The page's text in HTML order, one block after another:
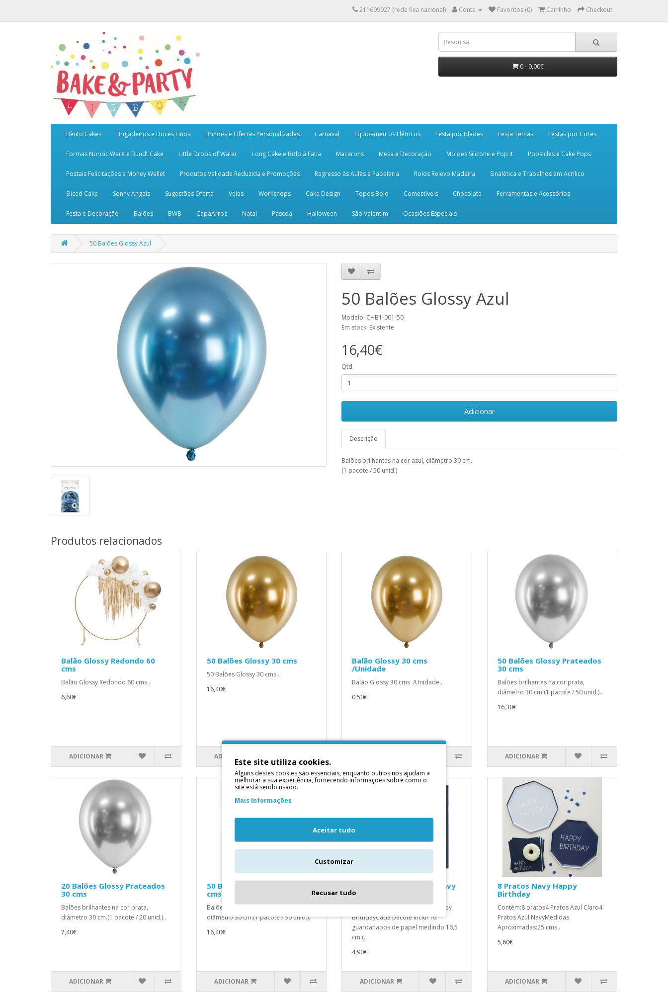
211609027 (rede fixa nacional) Conta Favoritos (0) Carrinho Checkout
0 - 0,00€
Bênto Cakes Brigadeiros e Doces Finos Brindes e Ofertas Personalizadas Carnaval Equipamentos Elétricos Festa por Idades Festa Temas Festas por Cores
Formas Nordic Ware e Bundt Cake Little Drops of Water Long Cake e Bolo à Fatia Macarons Mesa e Decoração Moldes Silicone e Pop It Popsicles e Cake Pops
Postais Felicitações e Money Wallet Produtos Validade Reduzida e Promoções Regresso às Aulas e Papelaria Rolos Relevo Madeira Sinalética e Trabalhos em Acrílico
Sliced Cake Sonny Angels Sugestões Oferta Velas Workshops Cake Design Topos Bolo Comestíveis Chocolate Ferramentas e Acessórios
Festa e Decoração Balões BWB CapaArroz Natal Páscoa Halloween São Valentim Ocasiões Especiais
50 Balões Glossy Azul
50 Balões Glossy Azul
Modelo: CHB1-001-50
Em stock: Existente
16,40€
Qtd
Adicionar
Descrição
Balões brilhantes na cor azul, diâmetro 30 cm.
(1 pacote / 50 unid.)
Produtos relacionados
Balão Glossy Redondo 60
cms
Balão Glossy Redondo 60 cms..
6,60€
ADICIONAR
50 Balões Glossy 30 cms
50 Balões Glossy 30 cms..
16,40€
ADICIONAR
Balão Glossy 30 cms
/Unidade
Balão Glossy 30 cms /Unidade..
0,50€
50 Balões Glossy Prateados
30 cms
Balões brilhantes na cor prata,
diâmetro 30 cm.(1 pacote / 50 unid.)..
16,30€
ADICIONAR
20 Balões Glossy Prateados
30 cms
Balões brilhantes na cor prata,
diâmetro 30 cm.(1 pacote / 20 unid.)..
7,40€
ADICIONAR
50 Balões Glossy Violeta 30
cms
Balões brilhantes na cor violeta,
diâmetro 30 cm.(1 pacote / 50 unid.)..
16,40€
ADICIONAR
16 Guardanapos Azuis Navy
Happy Birthday
16 Guardanapos Azuis Navy Happy
BirthdayCada pacote inclui 16
guardanapos de papel medindo 16,5
cm (..
4,90€
ADICIONAR
8 Pratos Navy Happy
Birthday
Contém:8 pratos4 Pratos Azul Claro4
Pratos Azul NavyMedidas
Aproximadas:25 cms..
5,60€
ADICIONAR
Este site utiliza cookies.
Alguns destes cookies são essenciais, enquanto outros nos ajudam a
melhorar a sua experiência, fornecendo informações sobre como o
site está sendo usado.
Mais Informações
Aceitar tudo
Customizar
Recusar tudo